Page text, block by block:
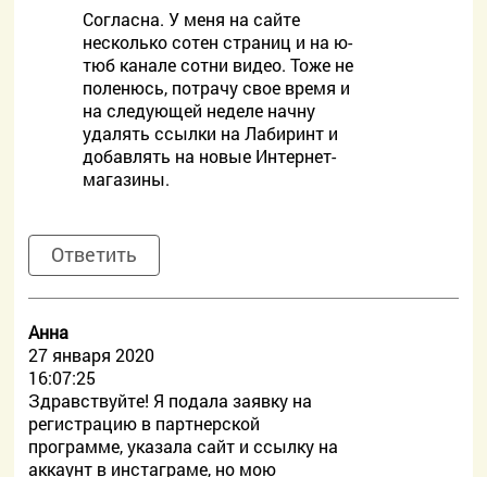
Согласна. У меня на сайте
несколько сотен страниц и на ю-
тюб канале сотни видео. Тоже не
поленюсь, потрачу свое время и
на следующей неделе начну
удалять ссылки на Лабиринт и
добавлять на новые Интернет-
магазины.
Ответить
Анна
27 января 2020
16:07:25
Здравствуйте! Я подала заявку на
регистрацию в партнерской
программе, указала сайт и ссылку на
аккаунт в инстаграме, но мою